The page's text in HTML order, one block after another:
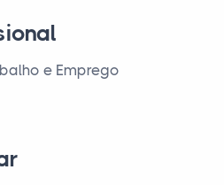
e Emprego